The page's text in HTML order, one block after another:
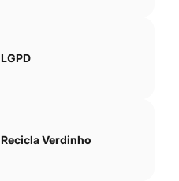
LGPD
Recicla Verdinho